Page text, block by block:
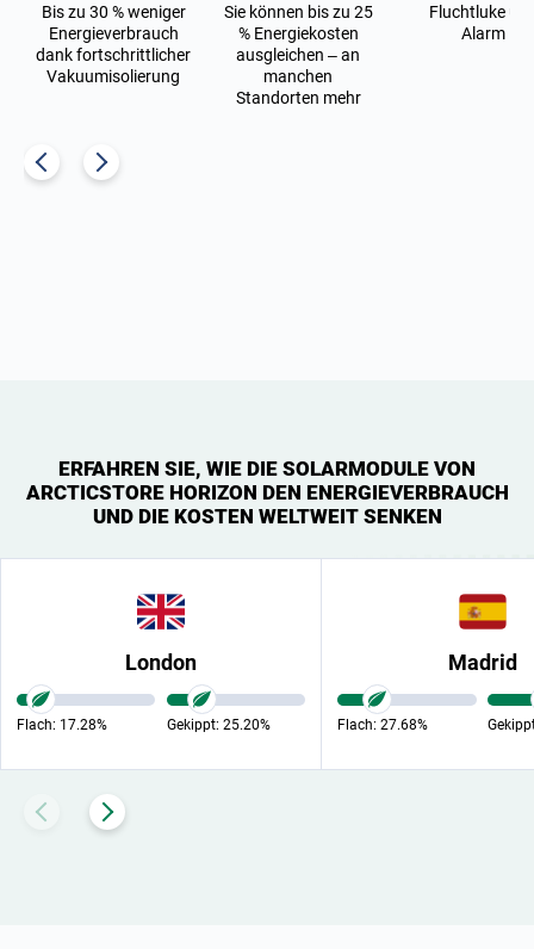
Bis zu 30 % weniger
Energieverbrauch
dank fortschrittlicher
Vakuumisolierung
Sie können bis zu 25
% Energiekosten
ausgleichen – an
manchen
Standorten mehr
Fluchtluke
Alarm
ERFAHREN SIE, WIE DIE SOLARMODULE VON
ARCTICSTORE HORIZON DEN ENERGIEVERBRAUCH
UND DIE KOSTEN WELTWEIT SENKEN
London
Flach: 17.28% Gekippt: 25.20%
Madrid
Flach:27.68%